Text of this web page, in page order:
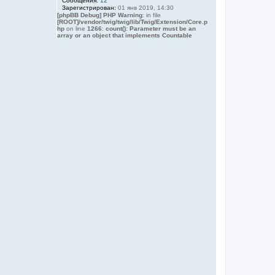
Зарегистрирован: 01 янв 2019, 14:30
[phpBB Debug] PHP Warning: in file
[ROOT]/vendor/twig/twig/lib/Twig/Extension/Core.p
hpon line 1266: count(): Parameter must be an
array or an object that implements Countable